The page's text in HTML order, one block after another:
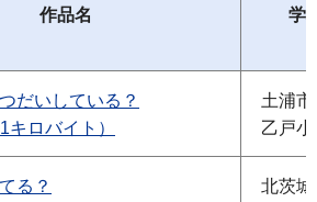
作品名 学
だいしている？
キロバイト）
土浦
乙戸
る？
北茨